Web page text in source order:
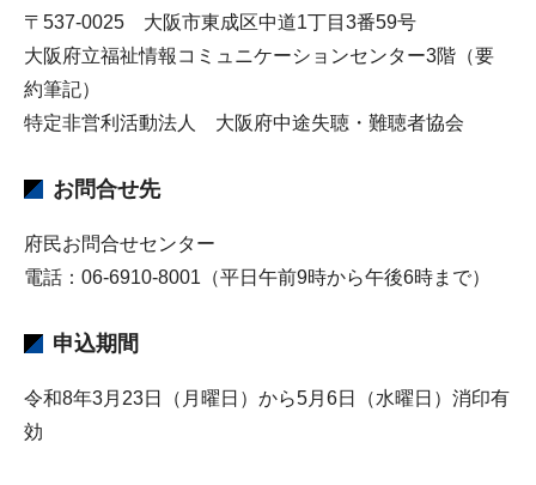
〒537-0025 大阪市東成区中道1丁目3番59号
大阪府立福祉情報コミュニケーションセンター3階（要
約筆記）
特定非営利活動法人 大阪府中途失聴・難聴者協会
お問合せ先
府民お問合せセンター
電話：06-6910-8001（平日午前9時から午後6時まで）
申込期間
令和8年3月23日（月曜日）から5月6日（水曜日）消印有
効